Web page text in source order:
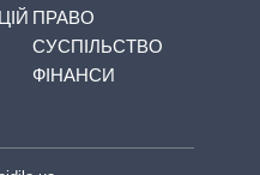
ПРАВО
СУСПІЛЬСТВО
ФІНАНСИ